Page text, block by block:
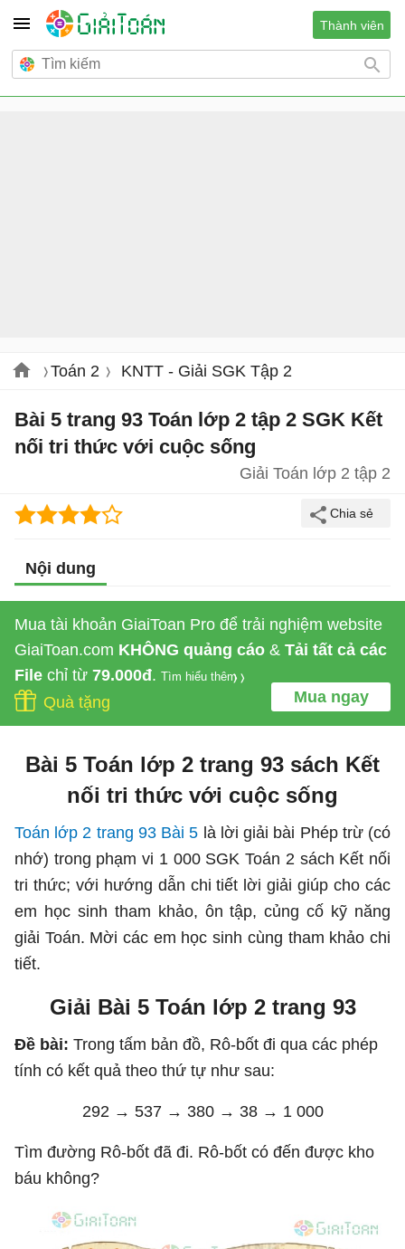
Thành viên
Toán 2 KNTT - Giải SGK Tập 2
Bài 5 trang 93 Toán lớp 2 tập 2 SGK Kết
nối tri thức với cuộc sống
Giải Toán lớp 2 tập 2
Nội dung
Mua tài khoản GiaiToan Pro để trải nghiệm website
GiaiToan.com KHÔNG quảng cáo & Tải tất cả các
File chỉ từ 79.000đ. Tìm hiểu thêm
Mua ngay
Quà tặng
Bài 5 Toán lớp 2 trang 93 sách Kết
nối tri thức với cuộc sống
Toán lớp 2 trang 93 Bài 5 là lời giải bài Phép trừ (có
nhớ) trong phạm vi 1 000 SGK Toán 2 sách Kết nối
tri thức; với hướng dẫn chi tiết lời giải giúp cho các
em học sinh tham khảo, ôn tập, củng cố kỹ năng
giải Toán. Mời các em học sinh cùng tham khảo chi
tiết.
Giải Bài 5 Toán lớp 2 trang 93
Đề bài: Trong tấm bản đồ, Rô-bốt đi qua các phép
tính có kết quả theo thứ tự như sau:
292 → 537 → 380 → 38 → 1 000
Tìm đường Rô-bốt đã đi. Rô-bốt có đến được kho
báu không?